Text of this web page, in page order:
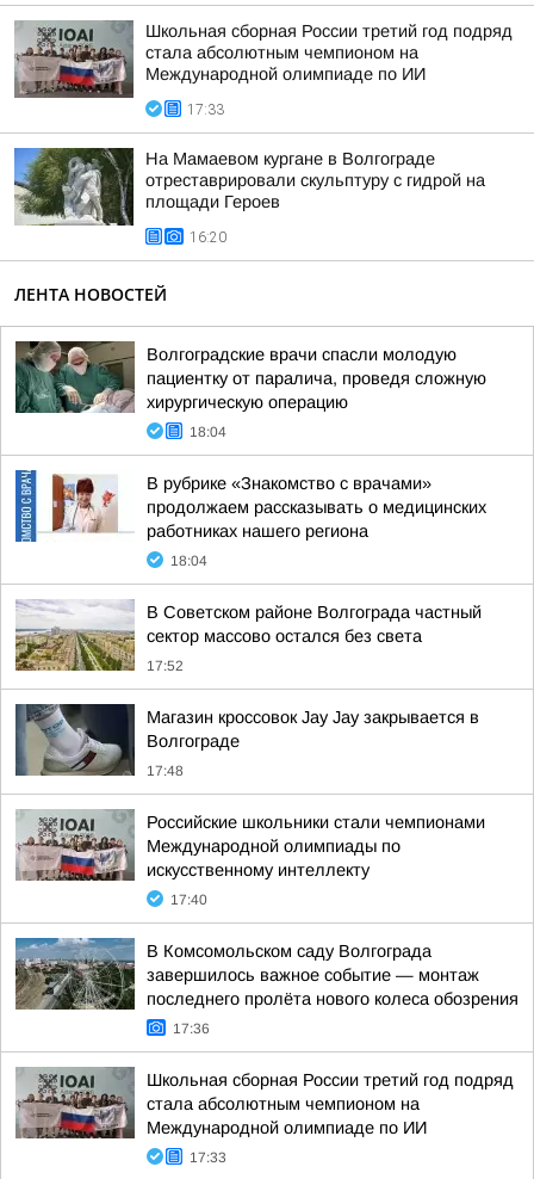
Школьная сборная России третий год подряд
стала абсолютным чемпионом на
Международной олимпиаде по ИИ
17:33
На Мамаевом кургане в Волгограде
отреставрировали скульптуру с гидрой на
площади Героев
16:20
ЛЕНТА НОВОСТЕЙ
Волгоградские врачи спасли молодую
пациентку от паралича, проведя сложную
хирургическую операцию
18:04
В рубрике «Знакомство с врачами»
продолжаем рассказывать о медицинских
работниках нашего региона
18:04
В Советском районе Волгограда частный
сектор массово остался без света
17:52
Магазин кроссовок Jay Jay закрывается в
Волгограде
17:48
Российские школьники стали чемпионами
Международной олимпиады по
искусственному интеллекту
17:40
В Комсомольском саду Волгограда
завершилось важное событие — монтаж
последнего пролёта нового колеса обозрения
17:36
Школьная сборная России третий год подряд
стала абсолютным чемпионом на
Международной олимпиаде по ИИ
17:33